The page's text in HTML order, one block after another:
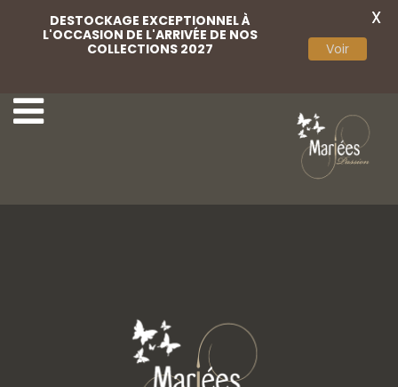
DESTOCKAGE EXCEPTIONNEL À
L'OCCASION DE L'ARRIVÉE DE NOS
COLLECTIONS 2027
Voir
X